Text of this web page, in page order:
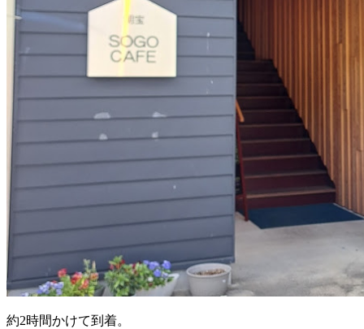
約2時間かけて到着。